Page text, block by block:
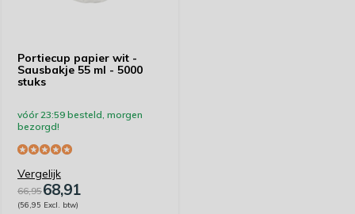
Portiecup papier wit -
Sausbakje 55 ml - 5000
stuks
vóór 23:59 besteld, morgen
bezorgd!
Vergelijk
66,9568,91
(56,95 Excl. btw)